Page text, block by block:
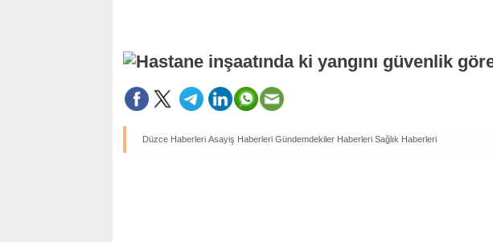
Düzce Haberleri Asayiş Haberleri Gündemdekiler Haberleri Sağlık Haberleri